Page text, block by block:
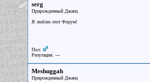
serg
Прирожденный Джаец
Я люблю этот Форум!
Пол:
Репутация: ---
Meshuggah
Прирожденный Джаец